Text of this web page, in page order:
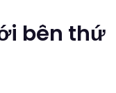
bên thứ